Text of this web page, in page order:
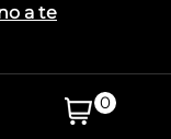
a te
0
Srl